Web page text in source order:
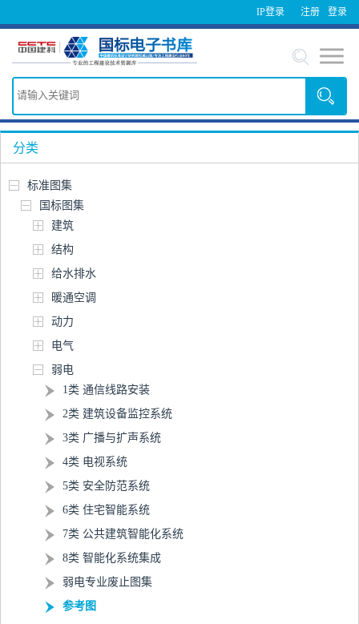
IP登录 登录
注册
分类
标准图集
国标图集
建筑
结构
给水排水
暖通空调
动力
电气
弱电
1类 通信线路安装
2类 建筑设备监控系统
3类 广播与扩声系统
4类 电视系统
5类 安全防范系统
6类 住宅智能系统
7类 公共建筑智能化系统
8类 智能化系统集成
弱电专业废止图集
参考图